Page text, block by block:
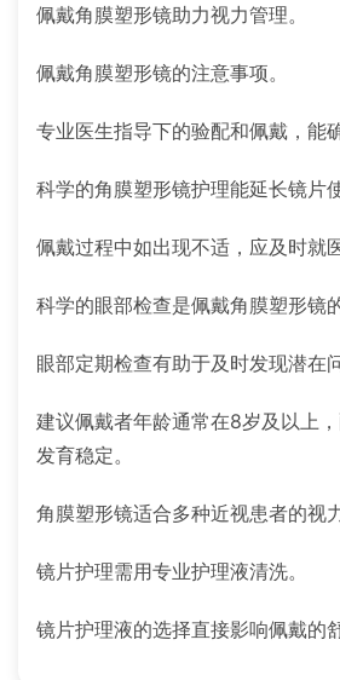
佩戴角膜塑形镜助力视力管理。
佩戴角膜塑形镜的注意事项。
专业医生指导下的验配和佩戴，能
科学的角膜塑形镜护理能延长镜片
佩戴过程中如出现不适，应及时就
科学的眼部检查是佩戴角膜塑形镜
眼部定期检查有助于及时发现潜在问
建议佩戴者年龄通常在8岁及以上
发育稳定。
角膜塑形镜适合多种近视患者的视
镜片护理需用专业护理液清洗。
镜片护理液的选择直接影响佩戴的